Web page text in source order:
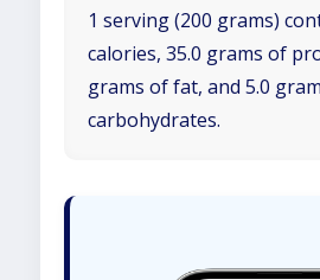
1 serving (200 grams)
calories, 35.0 grams of
grams of fat, and 5.0
carbohydrates.